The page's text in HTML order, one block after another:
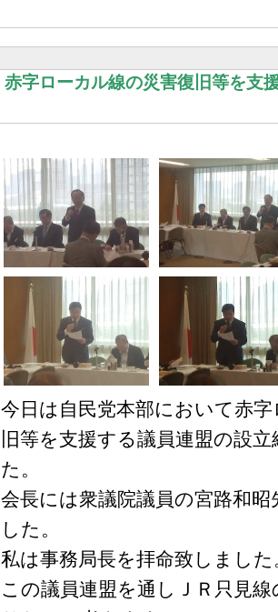
赤字ローカル線の災害復旧等を支
今日は自民党本部において赤
旧等を支援する議員連盟の設
た。
会長には衆議院議員の宮路和
した。
私は事務局長を拝命致しました
この議員連盟を通しＪＲ只見